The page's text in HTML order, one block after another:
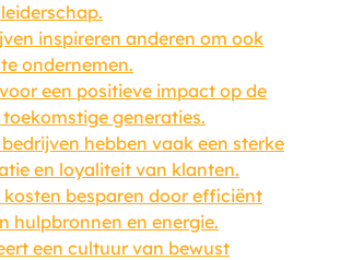
inspireren anderen om ook
ondernemen.
een positieve impact op de
generaties.
hebben vaak een sterke
en loyaliteit van klanten.
kosten besparen door efficiënt
hulpbronnen en energie.
een cultuur van bewust